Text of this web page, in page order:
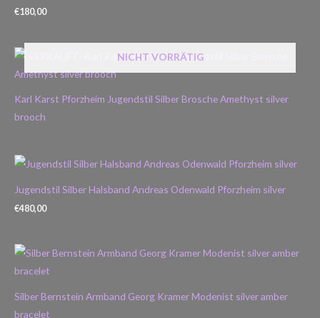
€180,00
NICHT VORRÄTIG
Karl Karst Pforzheim Jugendstil Silber Brosche Amethyst silver
brooch
Jugendstil Silber Halsband Andreas Odenwald Pforzheim silver
€480,00
Silber Bernstein Armband Georg Kramer Modenist silver amber
bracelet